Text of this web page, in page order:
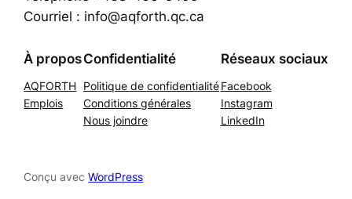
Courriel : info@aqforth.qc.ca
À propos
AQFORTH
Emplois
Confidentialité
Politique de confidentialité
Conditions générales
Nous joindre
Réseaux sociaux
Facebook
Instagram
LinkedIn
Conçu avecWordPress